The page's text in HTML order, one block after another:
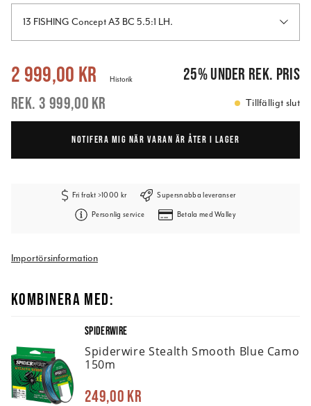
13 FISHING Concept A3 BC 5.5:1 LH.
Nuvarande pris: 2 999,00 kr 3 999,00 kr
2 999,00 kr
3 999,00 kr
Historik 25%under rek. pris
Tillfälligt slut
NOTIFERA MIG NÄR VARAN ÄR ÅTER I LAGER
Fri frakt >1000 kr Supersnabba leveranser
Personlig service Betala med Walley
Importörsinformation
KOMBINERA MED:
SPIDERWIRE
Spiderwire Stealth Smooth Blue Camo
150m
249,00 kr